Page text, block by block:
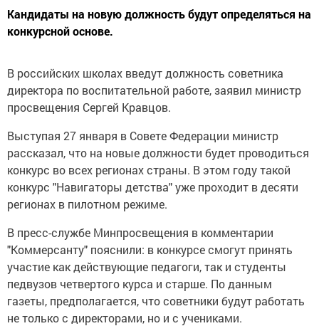
Кандидаты на новую должность будут определяться на
конкурсной основе.
В российских школах введут должность советника
директора по воспитательной работе, заявил министр
просвещения Сергей Кравцов.
Выступая 27 января в Совете Федерации министр
рассказал, что на новые должности будет проводиться
конкурс во всех регионах страны. В этом году такой
конкурс "Навигаторы детства" уже проходит в десяти
регионах в пилотном режиме.
В пресс-службе Минпросвещения в комментарии
"Коммерсанту" пояснили: в конкурсе смогут принять
участие как действующие педагоги, так и студенты
педвузов четвертого курса и старше. По данным
газеты, предполагается, что советники будут работать
не только с директорами, но и с учениками.